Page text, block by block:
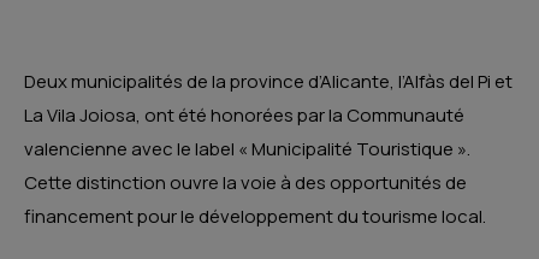
Deux municipalités de la province d’Alicante, l’Alfàs del Pi et
La Vila Joiosa, ont été honorées par la Communauté
valencienne avec le label « Municipalité Touristique ».
Cette distinction ouvre la voie à des opportunités de
financement pour le développement du tourisme local.